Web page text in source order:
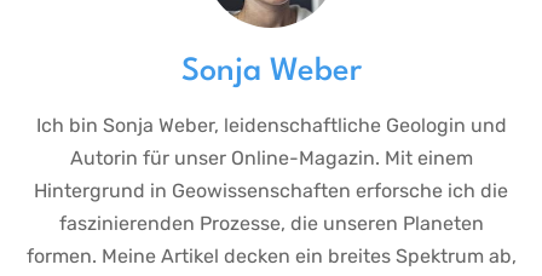
Sonja Weber
Ich bin Sonja Weber, leidenschaftliche Geologin und
Autorin für unser Online-Magazin. Mit einem
Hintergrund in Geowissenschaften erforsche ich die
faszinierenden Prozesse, die unseren Planeten
formen. Meine Artikel decken ein breites Spektrum ab,